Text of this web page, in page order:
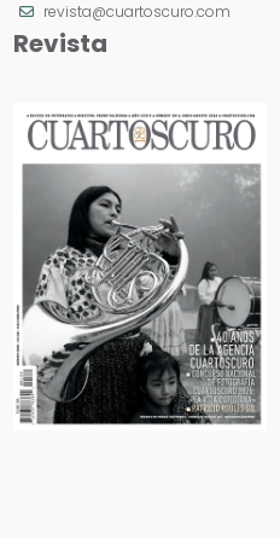
revista@cuartoscuro.com
Revista